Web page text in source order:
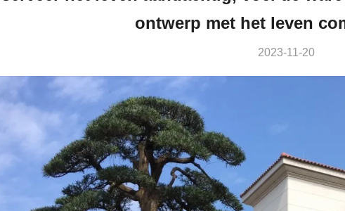
ontwerp met het leven
2023-11-20